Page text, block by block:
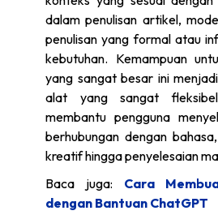
dalam penulisan artikel,
penulisan yang formal atau
kebutuhan. Kemampuan
yang sangat besar ini
alat yang sangat
membantu pengguna
berhubungan dengan
kreatif hingga penyelesaian
Baca juga: Cara
dengan Bantuan ChatGPT